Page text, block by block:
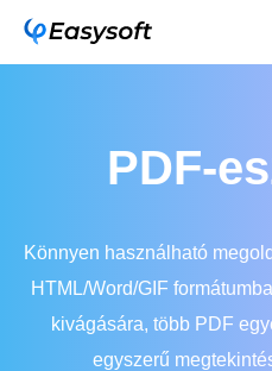
PDF-
Könnyen használható
HTML/Word/GIF
kivágására, több PDF
egyszerű